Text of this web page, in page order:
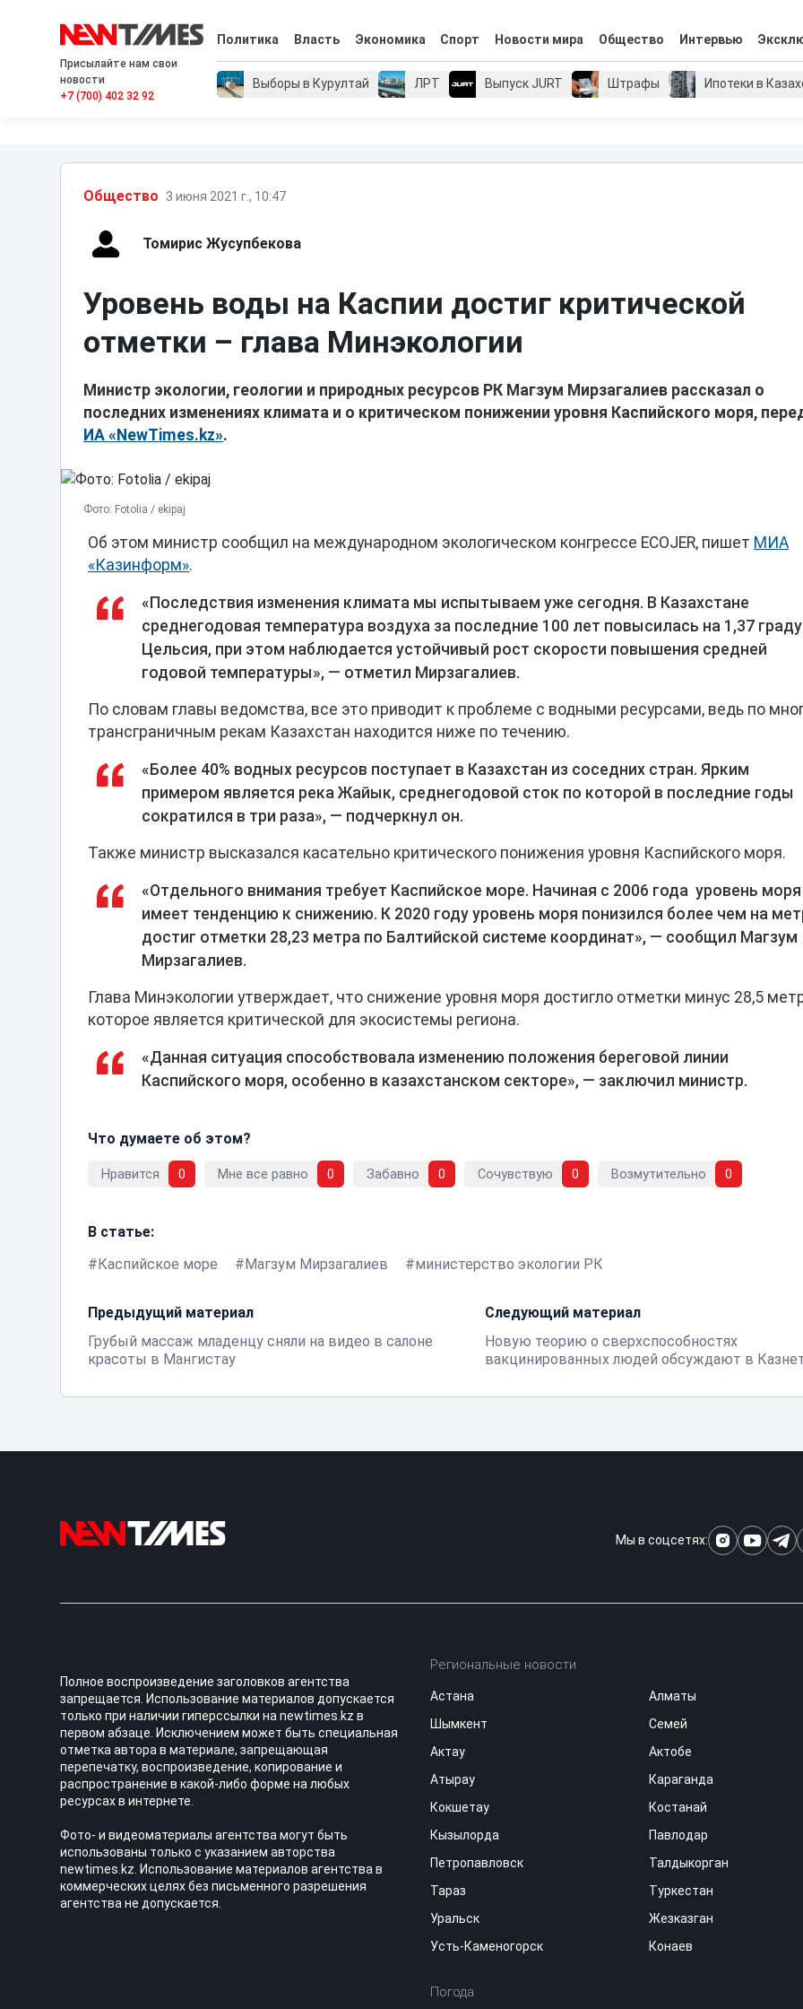
Присылайте нам свои
новости
+7 (700) 402 32 92
Политика Власть Экономика Спорт Новости мира Общество Интервью
Выборы в Курултай ЛРТ Выпуск JURT Штрафы Ипотеки в
Общество 3 июня 2021 г., 10:47
Томирис Жусупбекова
Уровень воды на Каспии достиг критической
отметки – глава Минэкологии
Министр экологии, геологии и природных ресурсов РК Магзум Мирзагалиев рассказал о
последних изменениях климата и о критическом понижении уровня Каспийского моря,
ИА «NewTimes.kz».
Фото: Fotolia / ekipaj
Об этом министр сообщил на международном экологическом конгрессе ECOJER, пишет МИА
«Казинформ».
«Последствия изменения климата мы испытываем уже сегодня. В Казахстане
среднегодовая температура воздуха за последние 100 лет повысилась на 1,37
Цельсия, при этом наблюдается устойчивый рост скорости повышения средней
годовой температуры», — отметил Мирзагалиев.
По словам главы ведомства, все это приводит к проблеме с водными ресурсами, ведь по
трансграничным рекам Казахстан находится ниже по течению.
«Более 40% водных ресурсов поступает в Казахстан из соседних стран. Ярким
примером является река Жайык, среднегодовой сток по которой в последние годы
сократился в три раза», — подчеркнул он.
Также министр высказался касательно критического понижения уровня Каспийского моря.
«Отдельного внимания требует Каспийское море. Начиная с 2006 года уровень моря
имеет тенденцию к снижению. К 2020 году уровень моря понизился более чем на
достиг отметки 28,23 метра по Балтийской системе координат», — сообщил Магзум
Мирзагалиев.
Глава Минэкологии утверждает, что снижение уровня моря достигло отметки минус 28,5
которое является критической для экосистемы региона.
«Данная ситуация способствовала изменению положения береговой линии
Каспийского моря, особенно в казахстанском секторе», — заключил министр.
Что думаете об этом?
Нравится 0 Мне все равно 0 Забавно 0 Сочувствую 0 Возмутительно 0
В статье:
Каспийское море
Магзум Мирзагалиев министерство экологии РК
Предыдущий материал
Грубый массаж младенцу сняли на видео в салоне
красоты в Мангистау
Следующий материал
Новую теорию о сверхспособностях
вакцинированных людей обсуждают в
Мы в соцсетях:
Полное воспроизведение заголовков агентства
запрещается. Использование материалов допускается
только при наличии гиперссылки на newtimes.kz в
первом абзаце. Исключением может быть специальная
отметка автора в материале, запрещающая
перепечатку, воспроизведение, копирование и
распространение в какой-либо форме на любых
ресурсах в интернете.
Фото- и видеоматериалы агентства могут быть
использованы только с указанием авторства
newtimes.kz. Использование материалов агентства в
коммерческих целях без письменного разрешения
агентства не допускается.
Региональные новости
Астана
Алматы
Шымкент
Семей
Актау
Актобе
Атырау
Караганда
Кокшетау
Костанай
Кызылорда
Павлодар
Петропавловск
Талдыкорган
Тараз
Туркестан
Уральск
Жезказган
Усть-Каменогорск
Конаев
Погода